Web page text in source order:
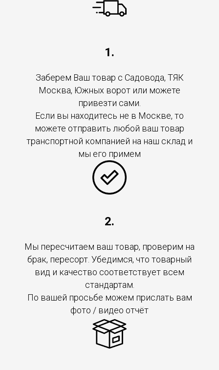
1.
Заберем Ваш товар с Садовода, ТЯК
Москва, Южных ворот или можете
привезти сами.
Если вы находитесь не в Москве, то
можете отправить любой ваш товар
транспортной компанией на наш склад и
мы его примем
2.
Мы пересчитаем ваш товар, проверим на
брак, пересорт. Убедимся, что товарный
вид и качество соответствует всем
стандартам.
По вашей просьбе можем прислать вам
фото / видео отчёт